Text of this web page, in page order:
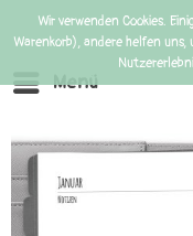
Menü
Wir verwenden Cookies.
Warenkorb), andere helfen